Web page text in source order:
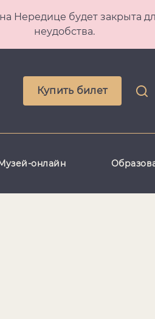
Нередице будет
неудобства.
Купить билет
онлайн